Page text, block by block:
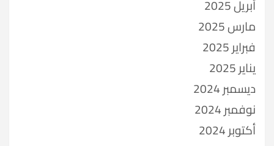
أبريل 2025
مارس 2025
فبراير 2025
يناير 2025
ديسمبر 2024
نوفمبر 2024
أكتوبر 2024